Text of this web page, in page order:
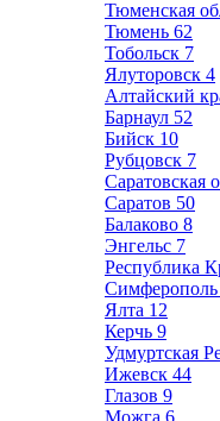
Тюменская
Тюмень 62
Тобольск 7
Ялуторовск 4
Алтайский
Барнаул 52
Бийск 10
Рубцовск 7
Саратовская
Саратов 50
Балаково 8
Энгельс 7
Республика
Симферополь
Ялта 12
Керчь 9
Удмуртская
Ижевск 44
Глазов 9
Можга 6